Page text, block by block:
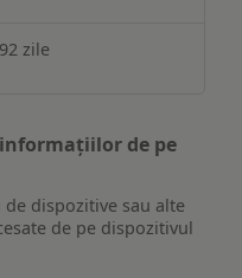
zile
de pe
dispozitive sau alte
de pe dispozitivul